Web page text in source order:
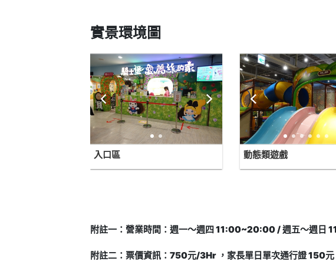
實景環境圖
入口區 動態類遊戲
附註一：營業時間：週一～週四 11:00~20:00 / 週五～週日
附註二：票價資訊：750元/3Hr ，家長單日單次通行證 150元